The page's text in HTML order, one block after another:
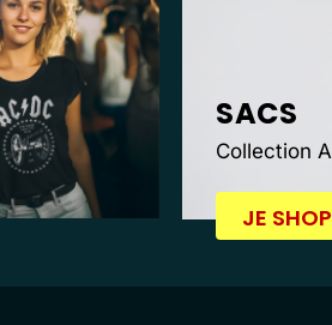
SACS
Collection
JE